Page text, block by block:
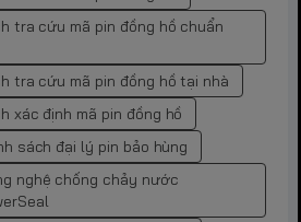
tra cứu mã pin đồng hồ chuẩn
tra cứu mã pin đồng hồ tại nhà
xác định mã pin đồng hồ
sách đại lý pin bảo hùng
nghệ chống chảy nước